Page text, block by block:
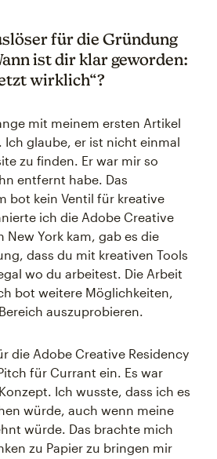
für die Gründung
ist dir klar geworden:
wirklich“?
mit meinem ersten Artikel
glaube, er ist nicht einmal
zu finden. Er war mir so
entfernt habe. Das
bot kein Ventil für kreative
ich die Adobe Creative
New York kam, gab es die
dass du mit kreativen Tools
wo du arbeitest. Die Arbeit
bot weitere Möglichkeiten,
auszuprobieren.
die Adobe Creative Residency
für Currant ein. Es war
Ich wusste, dass ich es
würde, auch wenn meine
würde. Das brachte mich
zu Papier zu bringen mir